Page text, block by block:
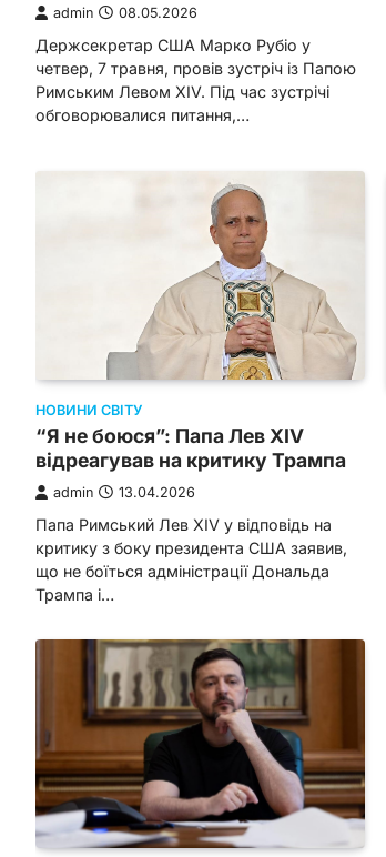
admin 08.05.2026
Держсекретар США Марко Рубіо у
четвер, 7 травня, провів зустріч із Папою
Римським Левом XIV. Під час зустрічі
обговорювалися питання,…
НОВИНИ СВІТУ
“Я не боюся”: Папа Лев XIV
відреагував на критику Трампа
admin 13.04.2026
Папа Римський Лев XIV у відповідь на
критику з боку президента США заявив,
що не боїться адміністрації Дональда
Трампа і…